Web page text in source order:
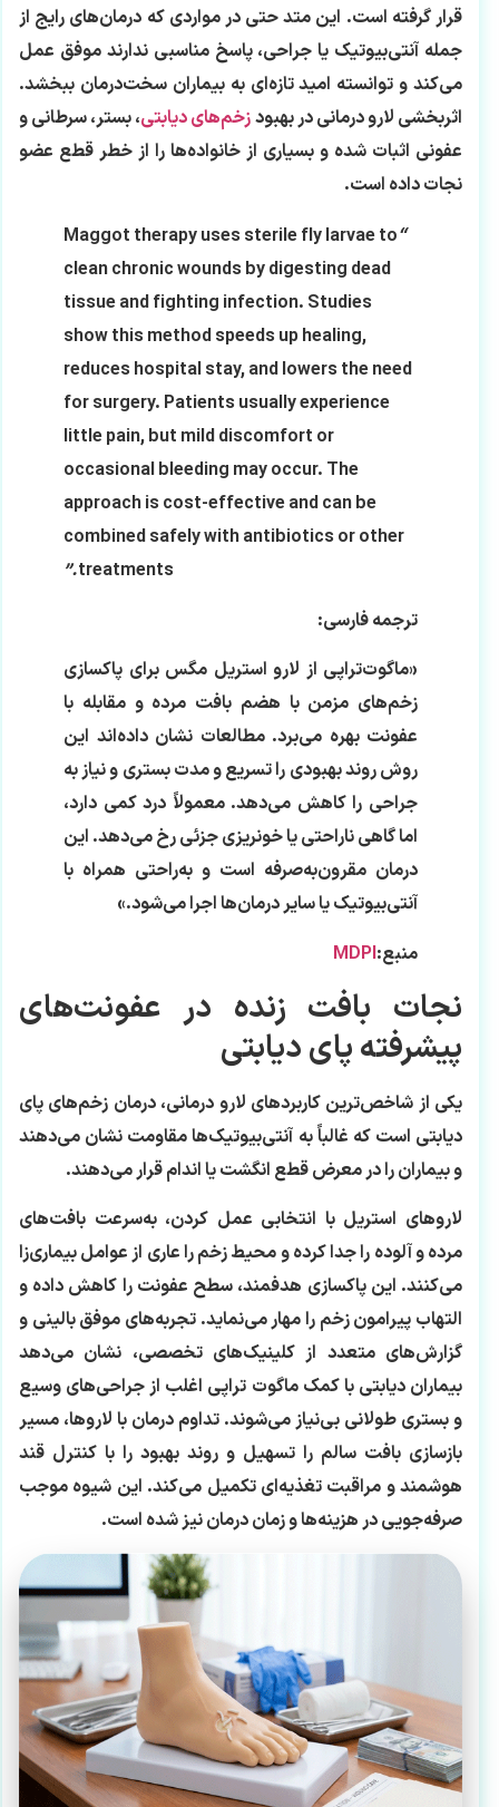
قرار گرفته است. این متد حتی در مواردی که درمان‌های رایج از
جمله آنتی‌بیوتیک یا جراحی، پاسخ مناسبی ندارند موفق عمل
می‌کند و توانسته امید تازه‌ای به بیماران سخت‌درمان ببخشد.
اثربخشی لارو درمانی در بهبودزخم‌های دیابتی، بستر، سرطانی و
عفونی اثبات شده و بسیاری از خانواده‌ها را از خطر قطع عضو
نجات داده است.
Maggot therapy uses sterile fly larvae to
clean chronic wounds by digesting dead
tissue and fighting infection. Studies
show this method speeds up healing,
reduces hospital stay, and lowers the need
for surgery. Patients usually experience
little pain, but mild discomfort or
occasional bleeding may occur. The
approach is cost-effective and can be
combined safely with antibiotics or other
treatments
.”
ترجمه فارسی:
«ماگوت‌تراپی از لارو استریل مگس برای پاکسازی
زخم‌های مزمن با هضم بافت مرده و مقابله با
عفونت بهره می‌برد. مطالعات نشان داده‌اند این
روش روند بهبودی را تسریع و مدت بستری و نیاز به
جراحی را کاهش می‌دهد. معمولاً درد کمی دارد،
اما گاهی ناراحتی یا خونریزی جزئی رخ می‌دهد. این
درمان مقرون‌به‌صرفه است و به‌راحتی همراه با
آنتی‌بیوتیک یا سایر درمان‌ها اجرا می‌شود.»
منبع:MDPI
نجات بافت زنده در عفونت‌های
پیشرفته پای دیابتی
یکی از شاخص‌ترین کاربردهای لارو درمانی، درمان زخم‌های پای
دیابتی است که غالباً به آنتی‌بیوتیک‌ها مقاومت نشان می‌دهند
و بیماران را در معرض قطع انگشت یا اندام قرار می‌دهند.
لاروهای استریل با انتخابی عمل کردن، به‌سرعت بافت‌های
مرده و آلوده را جدا کرده و محیط زخم را عاری از عوامل بیماری‌زا
می‌کنند. این پاکسازی هدفمند، سطح عفونت را کاهش داده و
التهاب پیرامون زخم را مهار می‌نماید. تجربه‌های موفق بالینی و
گزارش‌های متعدد از کلینیک‌های تخصصی، نشان می‌دهد
بیماران دیابتی با کمک ماگوت تراپی اغلب از جراحی‌های وسیع
و بستری طولانی بی‌نیاز می‌شوند. تداوم درمان با لاروها، مسیر
بازسازی بافت سالم را تسهیل و روند بهبود را با کنترل قند
هوشمند و مراقبت تغذیه‌ای تکمیل می‌کند. این شیوه موجب
صرفه‌جویی در هزینه‌ها و زمان درمان نیز شده است.